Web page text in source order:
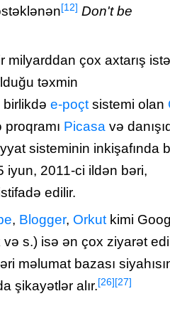
[12] Don't be
milyarddan çox axtarış
təxmin
birlikdə e-poçt sistemi olan
Picasa və
sisteminin inkişafında
iyun, 2011-ci ildən bəri,
edilir.
, Blogger, Orkut kimi
s.) isə ən çox ziyarət
məlumat bazası
şikayətlər alır.[26][27]